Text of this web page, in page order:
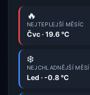
🔥
NEJTEPLEJŠÍ MĚSÍC
Čvc · 19.6 °C
❄️
NEJCHLADNĚJŠÍ
Led · -0.8 °C